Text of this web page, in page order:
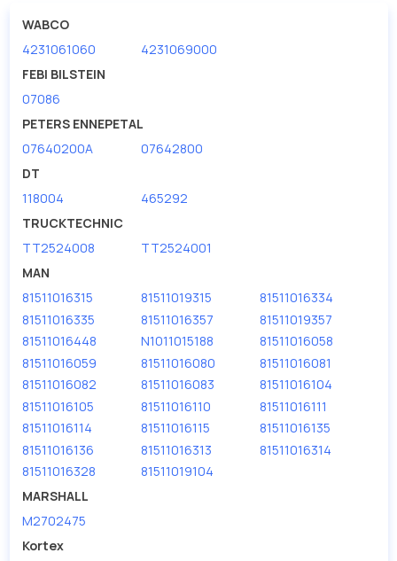
WABCO
4231061060
4231069000
FEBI BILSTEIN
07086
PETERS ENNEPETAL
07640200A
07642800
DT
118004
465292
TRUCKTECHNIC
TT2524008
TT2524001
MAN
81511016315
81511019315
81511016334
81511016335
81511016357
81511019357
81511016448
N1011015188
81511016058
81511016059
81511016080
81511016081
81511016082
81511016083
81511016104
81511016105
81511016110
81511016111
81511016114
81511016115
81511016135
81511016136
81511016313
81511016314
81511016328
81511019104
MARSHALL
M2702475
Kortex